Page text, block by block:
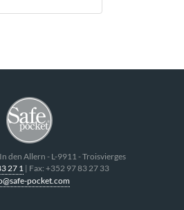
den Allern - L-9911-Troisvierges
27 1 | Fax: +352 97 83 27 33
pocket.com